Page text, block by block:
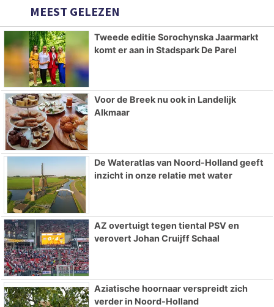
MEEST GELEZEN
Tweede editie Sorochynska Jaarmarkt
komt er aan in Stadspark De Parel
Voor de Breek nu ook in Landelijk
Alkmaar
De Wateratlas van Noord-Holland geeft
inzicht in onze relatie met water
AZ overtuigt tegen tiental PSV en
verovert Johan Cruijff Schaal
Aziatische hoornaar verspreidt zich
verder in Noord-Holland